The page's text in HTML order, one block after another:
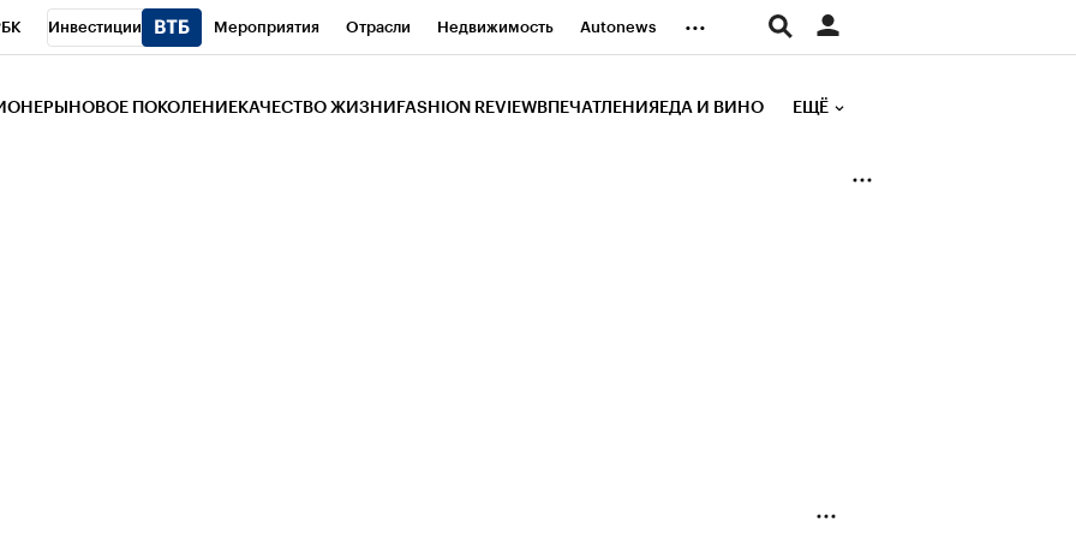
Инвестиции Мероприятия Отрасли Недвижимость Autonews ...
НОВОЕ ПОКОЛЕНИЕ КАЧЕСТВО ЖИЗНИ FASHION REVIEW ВПЕЧАТЛЕНИЯ ЕДА И ВИНО ЕЩЁ